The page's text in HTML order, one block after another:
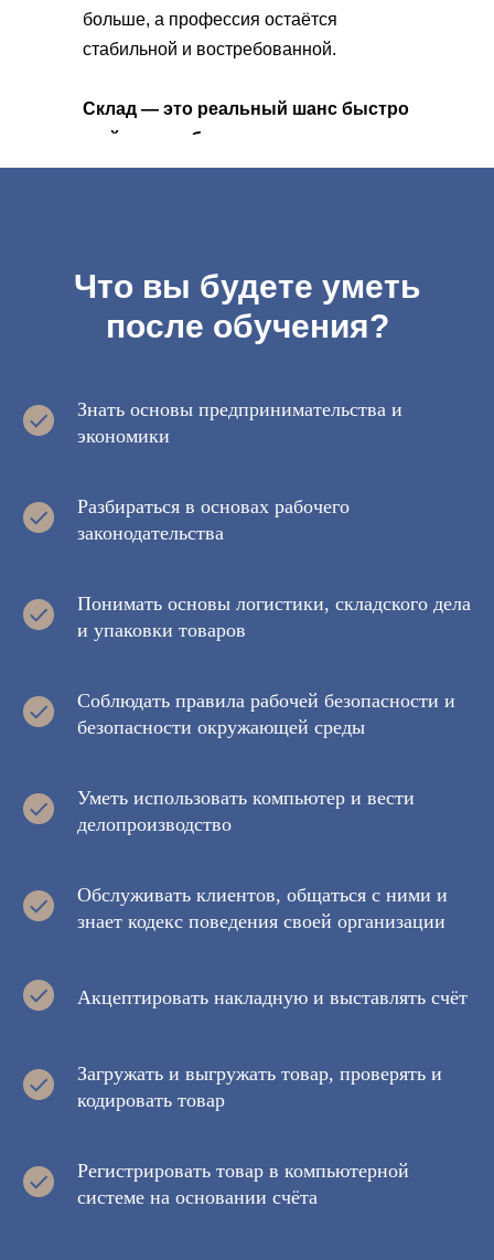
больше, а профессия остаётся
стабильной и востребованной.
Склад — это реальный шанс быстро
выйти на работу и построить
карьеру в логистике.
Что вы будете уметь
после обучения?
Знать основы предпринимательства и
экономики
Разбираться в основах рабочего
законодательства
Понимать основы логистики, складского дела
и упаковки товаров
Соблюдать правила рабочей безопасности и
безопасности окружающей среды
Уметь использовать компьютер и вести
делопроизводство
Обслуживать клиентов, общаться с ними и
знает кодекс поведения своей организации
Акцептировать накладную и выставлять счёт
Загружать и выгружать товар, проверять и
кодировать товар
Регистрировать товар в компьютерной
системе на основании счёта